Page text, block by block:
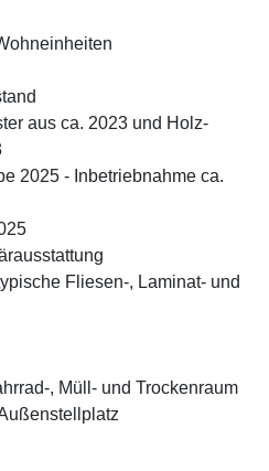
aus ca. 2023 und Holz-
2025 - Inbetriebnahme ca.
Fliesen-, Laminat- und
, Müll- und Trockenraum